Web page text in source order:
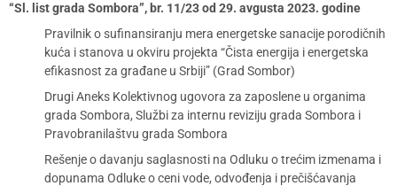
“Sl. list grada Sombora”, br. 11/23 od 29. avgusta 2023. godine
Pravilnik o sufinansiranju mera energetske sanacije porodičnih
kuća i stanova u okviru projekta “Čista energija i energetska
efikasnost za građane u Srbiji” (Grad Sombor)
Drugi Aneks Kolektivnog ugovora za zaposlene u organima
grada Sombora, Službi za internu reviziju grada Sombora i
Pravobranilaštvu grada Sombora
Rešenje o davanju saglasnosti na Odluku o trećim izmenama i
dopunama Odluke o ceni vode, odvođenja i prečišćavanja